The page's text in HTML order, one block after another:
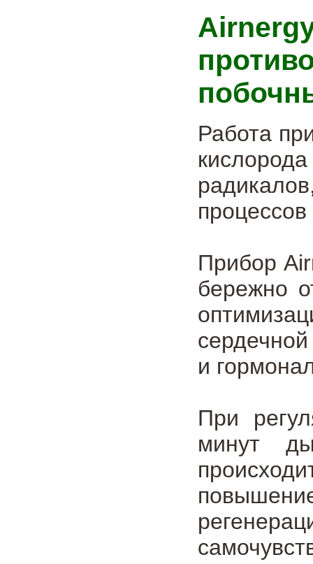
Работа
Прибор
бережно
и
При
минут